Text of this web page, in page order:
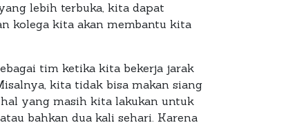
lebih terbuka, kita dapat
kolega kita akan membantu kita
tim ketika kita bekerja jarak
kita tidak bisa makan siang
yang masih kita lakukan untuk
bahkan dua kali sehari. Karena